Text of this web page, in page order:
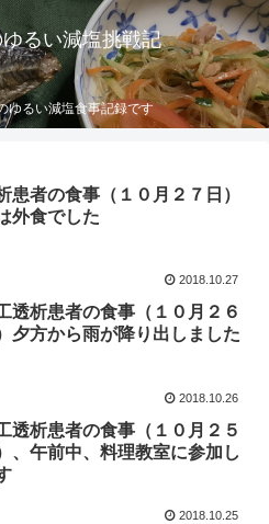
るい減塩挑戦記
ゆるい減塩食事記録です
患者の食事（１０月２７日）
外食でした
2018.10.27
透析患者の食事（１０月２６
夕方から雨が降り出しました
2018.10.26
透析患者の食事（１０月２５
、午前中、料理教室に参加し
2018.10.25